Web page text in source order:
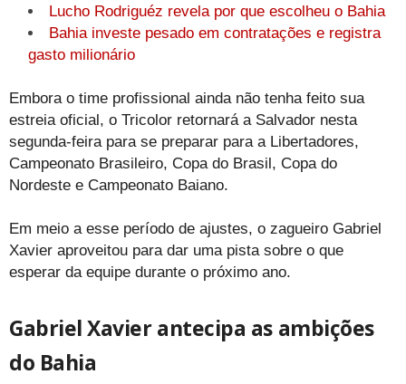
Lucho Rodriguéz revela por que escolheu o Bahia
Bahia investe pesado em contratações e registra
gasto milionário
Embora o time profissional ainda não tenha feito sua
estreia oficial, o Tricolor retornará a Salvador nesta
segunda-feira para se preparar para a Libertadores,
Campeonato Brasileiro, Copa do Brasil, Copa do
Nordeste e Campeonato Baiano.
Em meio a esse período de ajustes, o zagueiro Gabriel
Xavier aproveitou para dar uma pista sobre o que
esperar da equipe durante o próximo ano.
Gabriel Xavier antecipa as ambições
do Bahia